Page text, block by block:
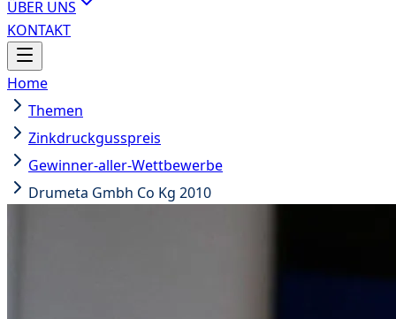
ÜBER UNS
KONTAKT
Home
Themen
Zinkdruckgusspreis
Gewinner-aller-Wettbewerbe
Drumeta Gmbh Co Kg 2010